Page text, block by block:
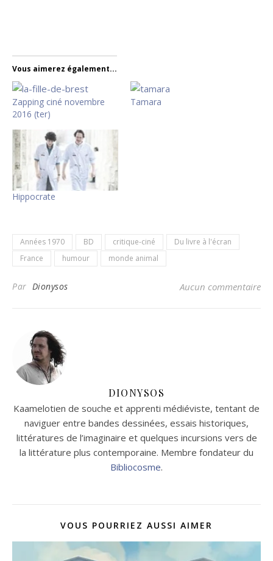
Vous aimerez également...
Zapping ciné novembre
2016 (ter)
Tamara
Hippocrate
Années 1970 BD critique-ciné
Du livre à l'écran
France
humour monde animal
Par Dionysos Aucun commentaire
DIONYSOS
Kaamelotien de souche et apprenti médiéviste, tentant de
naviguer entre bandes dessinées, essais historiques,
littératures de l’imaginaire et quelques incursions vers de
la littérature plus contemporaine. Membre fondateur du
Bibliocosme.
VOUS POURRIEZ AUSSI AIMER